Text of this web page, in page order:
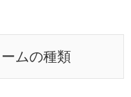
ムの種類